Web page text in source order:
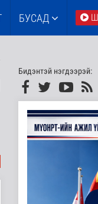
БУСАД
Бидэнтэй нэгдээрэй: